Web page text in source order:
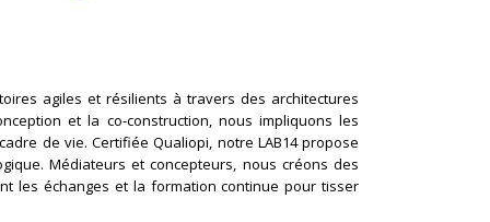
agiles et résilients à travers des architectures
et la co-construction, nous impliquons les
de vie. Certifiée Qualiopi, notre LAB14 propose
Médiateurs et concepteurs, nous créons des
les échanges et la formation continue pour tisser